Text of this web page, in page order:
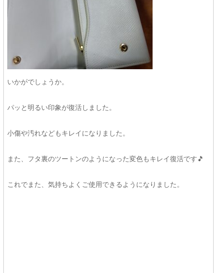
いかがでしょうか。
パッと明るい印象が復活しました。
小傷や汚れなどもキレイになりました。
また、フタ裏のツートンのようになった変色もキレイ復活です🎵
これでまた、気持ちよくご使用できるようになりました。